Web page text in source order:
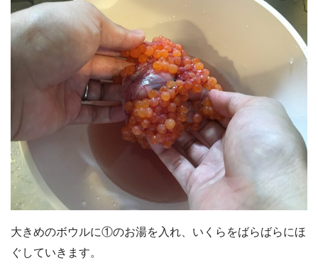
大きめのボウルに①のお湯を入れ、いくらをばらばらにほ
ぐしていきます。